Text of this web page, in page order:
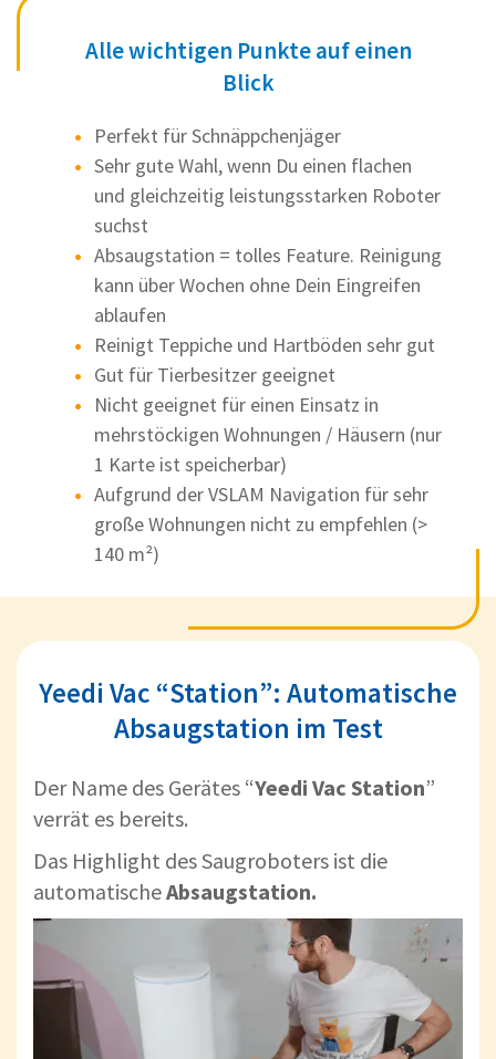
Alle wichtigen Punkte auf einen
Blick
Perfekt für Schnäppchenjäger
Sehr gute Wahl, wenn Du einen flachen
und gleichzeitig leistungsstarken Roboter
suchst
Absaugstation = tolles Feature. Reinigung
kann über Wochen ohne Dein Eingreifen
ablaufen
Reinigt Teppiche und Hartböden sehr gut
Gut für Tierbesitzer geeignet
Nicht geeignet für einen Einsatz in
mehrstöckigen Wohnungen / Häusern (nur
1 Karte ist speicherbar)
Aufgrund der VSLAM Navigation für sehr
große Wohnungen nicht zu empfehlen (>
140 m²)
Yeedi Vac “Station”: Automatische
Absaugstation im Test
Der Name des Gerätes “Yeedi Vac Station”
verrät es bereits.
Das Highlight des Saugroboters ist die
automatischeAbsaugstation.